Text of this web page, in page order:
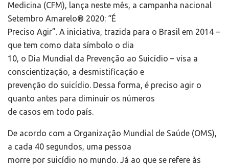
Medicina (CFM), lança neste mês, a campanha nacional
Setembro Amarelo® 2020: “É
Preciso Agir”. A iniciativa, trazida para o Brasil em 2014 –
que tem como data símbolo o dia
10, o Dia Mundial da Prevenção ao Suicídio – visa a
conscientização, a desmistificação e
prevenção do suicídio. Dessa forma, é preciso agir o
quanto antes para diminuir os números
de casos em todo país.
De acordo com a Organização Mundial de Saúde (OMS),
a cada 40 segundos, uma pessoa
morre por suicídio no mundo. Já ao que se refere às